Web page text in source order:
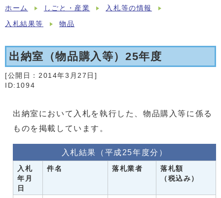
ホーム しごと・産業 入札等の情報
入札結果等 物品
出納室（物品購入等）25年度
[公開日： 2014年3月27日 ]
ID:1094
出納室において入札を執行した、物品購入等に係る
ものを掲載しています。
入札結果（平成25年度分）
入札
年月
日
件名 落札業者
落札額
（税込み）